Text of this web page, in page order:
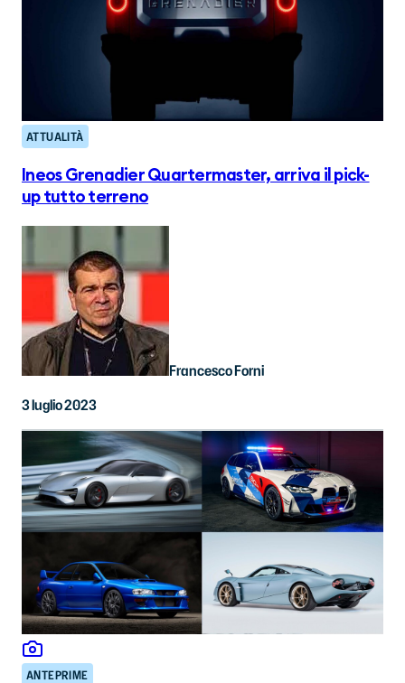
ATTUALITÀ
Ineos Grenadier Quartermaster, arriva il pick-
up tutto terreno
Francesco Forni
3 luglio 2023
ANTEPRIME